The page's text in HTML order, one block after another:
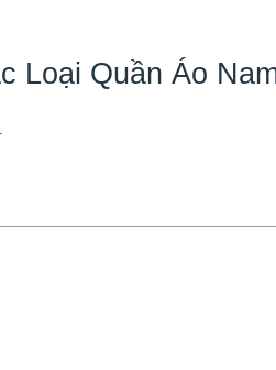
Loại Quần Áo